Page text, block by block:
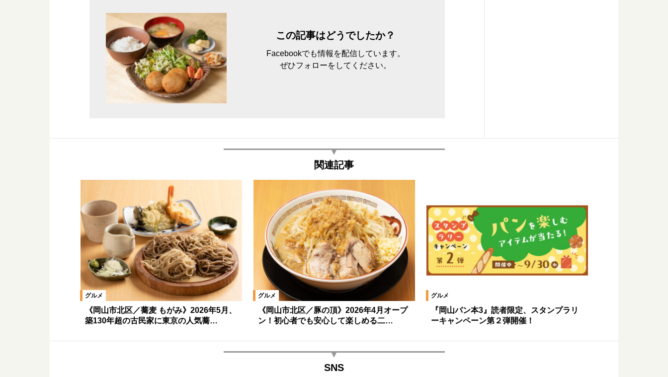
この記事はどうでしたか？
Facebookでも情報を配信しています。
ぜひフォローをしてください。
関連記事
グルメ
《岡山市北区／蕎麦 もがみ》2026年5月、
築130年超の古民家に東京の人気蕎…
グルメ
《岡山市北区／豚の頂》2026年4月オープ
ン！初心者でも安心して楽しめる二…
グルメ
『岡山パン本3』読者限定、スタンプラリ
ーキャンペーン第２弾開催！
SNS